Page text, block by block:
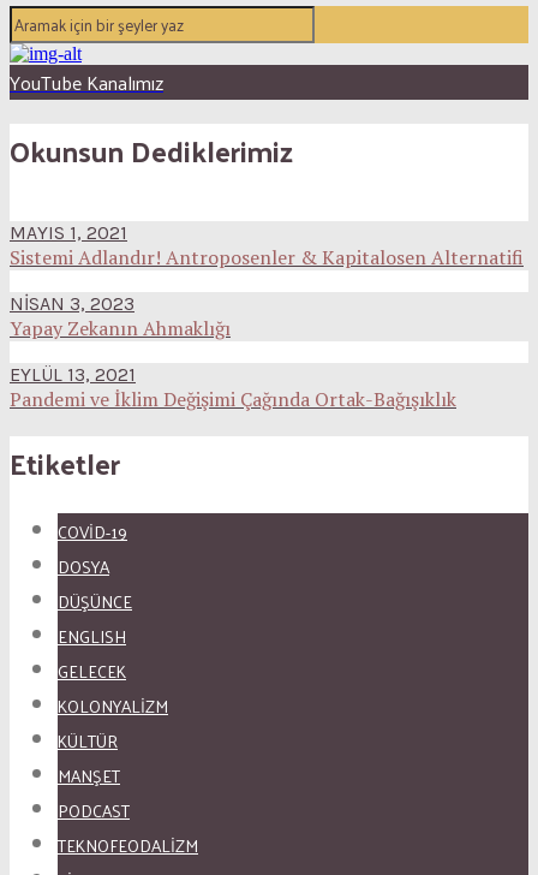
YouTube Kanalımız
Okunsun Dediklerimiz
MAYIS 1, 2021
Sistemi Adlandır! Antroposenler & Kapitalosen Alternatifi
NISAN 3, 2023
Yapay Zekanın Ahmaklığı
EYLÜL 13, 2021
Pandemi ve İklim Değişimi Çağında Ortak-Bağışıklık
Etiketler
COVID-19
DOSYA
DÜŞÜNCE
ENGLISH
GELECEK
KOLONYALİZM
KÜLTÜR
MANŞET
PODCAST
TEKNOFEODALİZM